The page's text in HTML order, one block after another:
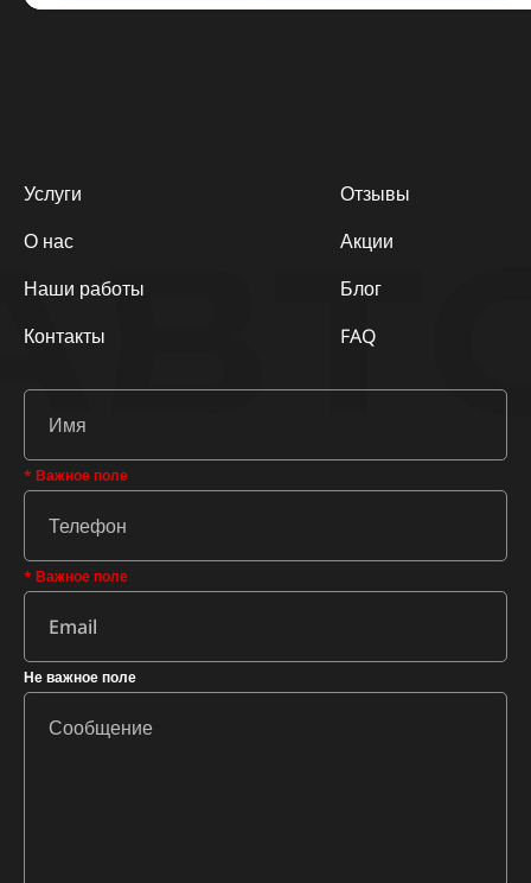
Услуги
О нас
Наши работы
Контакты
Отзывы
Акции
Блог
FAQ
* Важное поле
* Важное поле
Не важное поле